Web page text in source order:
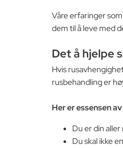
Våre erfaringer
dem til å leve med
Det å hjelpe
Hvis
rusbehandling er
Her er essensen
Du er din
Du skal ikke